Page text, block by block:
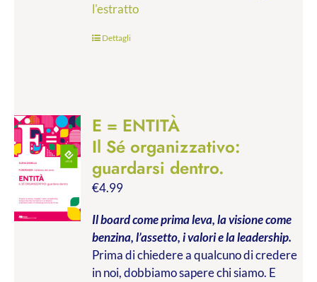
l'estratto
Dettagli
E = ENTITÀ
Il Sé organizzativo:
guardarsi dentro.
€4.99
Il board come prima leva, la visione come
benzina, l’assetto, i valori e la leadership.
Prima di chiedere a qualcuno di credere
in noi, dobbiamo sapere chi siamo. E